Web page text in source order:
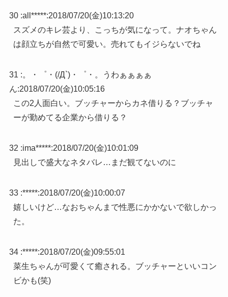
30 :all*****:2018/07/20(金)10:13:20
スズメのキレ芸より、こっちが気になって。ナオちゃん
は顔立ちが自然で可愛い。売れてもイジらないでね
31 :。・゜・(/Д`)・゜・。うわぁぁぁぁ
ん:2018/07/20(金)10:05:16
この2人面白い。ブッチャーからカネ借りる？ブッチャ
ーが勤めてる企業から借りる？
32 :ima*****:2018/07/20(金)10:01:09
見出しで盛大なネタバレ…まだ観てないのに
33 :*****:2018/07/20(金)10:00:07
嬉しいけど…なおちゃんまで性悪にかかないで欲しかっ
た。
34 :*****:2018/07/20(金)09:55:01
菜生ちゃんが可愛くて癒される。ブッチャーといいコン
ビかも(笑)